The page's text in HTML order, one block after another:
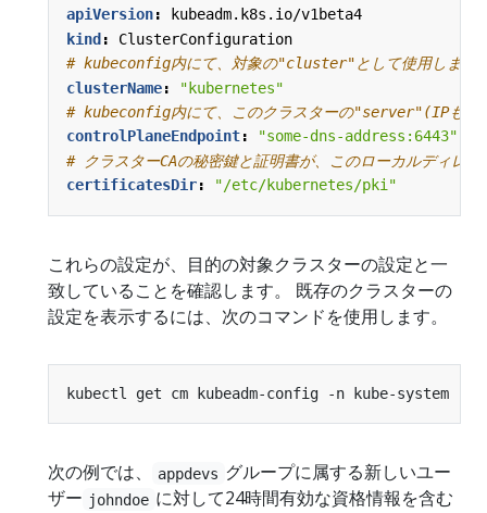
apiVersion:
kubeadm.k8s.io/v1beta4
kind :
ClusterConfiguration
# kubeconfig内にて、対象の"cluster"として使用します
clusterName:
"kubernetes"
# kubeconfig内にて、このクラスターの"server"(IPもしく
controlPlaneEndpoint:
"some-dns-address:6443"
# クラスターCAの秘密鍵と証明書が、このローカルディレ
certificatesDir: "/etc/kubernetes/pki"
これらの設定が、目的の対象クラスターの設定と一
致していることを確認します。 既存のクラスターの
設定を表示するには、次のコマンドを使用します。
kubectl get cm kubeadm-config -n kube-system -o
次の例では、 appdevs グループに属する新しいユー
ザー johndoe に対して24時間有効な資格情報を含む